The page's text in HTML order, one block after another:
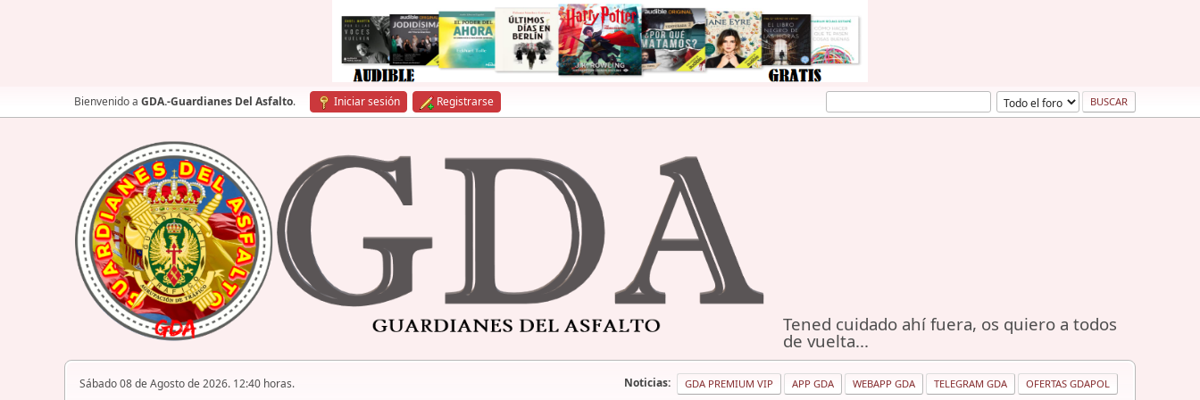
Bienvenido a GDA.-Guardianes Del Asfalto. Iniciar sesión Registrarse
Tened cuidado ahí fuera, os quiero a todos
de vuelta...
Sábado 08 de Agosto de 2026. 12:40 horas. Noticias: GDA PREMIUM VIP APP GDA WEBAPP GDA TELEGRAM GDA OFERTAS GDAPOL